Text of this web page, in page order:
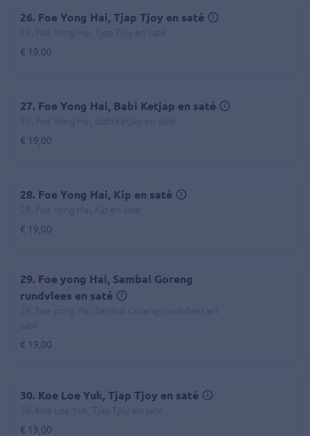
26. Foe Yong Hai, Tjap Tjoy en saté
€ 19,00
27. Foe Yong Hai, Babi Ketjap en saté
€ 19,00
28. Foe Yong Hai, Kip en saté
€ 19,00
29. Foe yong Hai, Sambal Goreng
rundvlees en saté
€ 19,00
30. Koe Loe Yuk, Tjap Tjoy en saté
€ 19,00